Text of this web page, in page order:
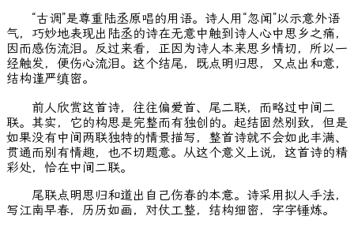
“古调”是尊重陆丞原唱的用语。诗人用“忽闻”以示意外语
气，巧妙地表现出陆丞的诗在无意中触到诗人心中思乡之痛，
因而感伤流泪。反过来看，正因为诗人本来思乡情切，所以一
经触发，便伤心流泪。这个结尾，既点明归思，又点出和意，
结构谨严缜密。
前人欣赏这首诗，往往偏爱首、尾二联，而略过中间二
联。其实，它的构思是完整而有独创的。起结固然别致，但是
如果没有中间两联独特的情景描写，整首诗就不会如此丰满、
贯通而别有情趣，也不切题意。从这个意义上说，这首诗的精
彩处，恰在中间二联。
尾联点明思归和道出自己伤春的本意。诗采用拟人手法，
写江南早春，历历如画，对仗工整，结构细密，字字锤炼。